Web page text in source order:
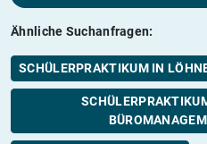
Ähnliche Suchanfragen:
SCHÜLERPRAKTIKUM IN